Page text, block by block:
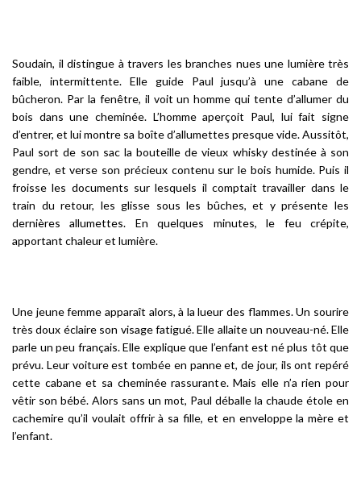
Soudain, il distingue à travers les branches nues une lumière très
faible, intermittente. Elle guide Paul jusqu’à une cabane de
bûcheron. Par la fenêtre, il voit un homme qui tente d’allumer du
bois dans une cheminée. L’homme aperçoit Paul, lui fait signe
d’entrer, et lui montre sa boîte d’allumettes presque vide. Aussitôt,
Paul sort de son sac la bouteille de vieux whisky destinée à son
gendre, et verse son précieux contenu sur le bois humide. Puis il
froisse les documents sur lesquels il comptait travailler dans le
train du retour, les glisse sous les bûches, et y présente les
dernières allumettes. En quelques minutes, le feu crépite,
apportant chaleur et lumière.
Une jeune femme apparaît alors, à la lueur des flammes. Un sourire
très doux éclaire son visage fatigué. Elle allaite un nouveau-né. Elle
parle un peu français. Elle explique que l’enfant est né plus tôt que
prévu. Leur voiture est tombée en panne et, de jour, ils ont repéré
cette cabane et sa cheminée rassurante. Mais elle n’a rien pour
vêtir son bébé. Alors sans un mot, Paul déballe la chaude étole en
cachemire qu’il voulait offrir à sa fille, et en enveloppe la mère et
l’enfant.